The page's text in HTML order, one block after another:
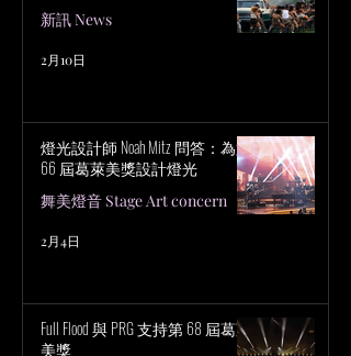
新訊 News
2月10日
燈光設計師 Noah Mitz 問答：為第
66 屆葛萊美獎設計燈光
舞美燈音 Stage Art concern
2月4日
Full Flood 與 PRG 支持第 68 屆葛萊
美獎